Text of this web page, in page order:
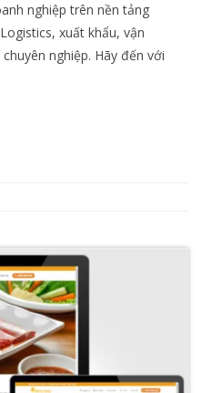
nghiệp trên nền tảng
xuất khẩu, vận
nghiệp. Hãy đến với